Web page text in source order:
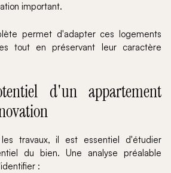
important.
permet d'adapter ces logements
tout en préservant leur caractère
d'un appartement
travaux, il est essentiel d'étudier
du bien. Une analyse préalable
: